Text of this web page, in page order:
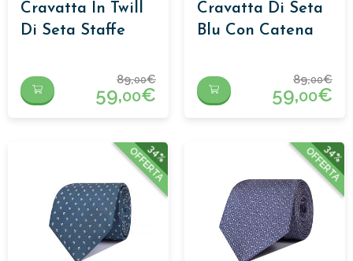
Cravatta In Twill
Di Seta Staffe
89,00€
59,00€
Cravatta Di Seta
Blu Con Catena
89,00€
59,00€
34%
OFFERTA 34%
OFFERTA